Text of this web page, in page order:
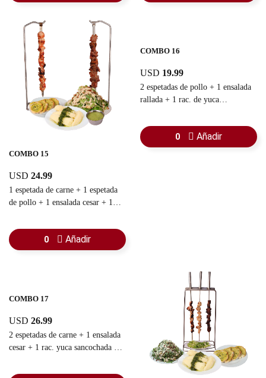
COMBO 15
USD 24.99
1 espetada de carne + 1 espetada
de pollo + 1 ensalada cesar + 1
con ajo + 1 guasacaca
0 Añadir
COMBO 16
USD 19.99
2 espetadas de pollo + 1 ensalada
rallada + 1 rac. de yuca
1 guasacaca
0 Añadir
COMBO 17
USD 26.99
2 espetadas de carne + 1 ensalada
cesar + 1 rac. yuca sancochada +